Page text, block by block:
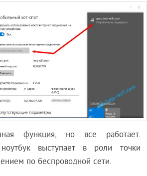
функция, но все работает.
выступает в роли точки
по беспроводной сети.